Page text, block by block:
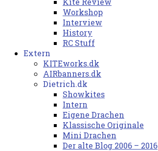
Workshop
Interview
History
RC Stuff
Extern
KITEworks.dk
AIRbanners.dk
Dietrich.dk
Showkites
Intern
Eigene Drachen
Klassische Originale
Mini Drachen
Der alte Blog 2006 – 2016